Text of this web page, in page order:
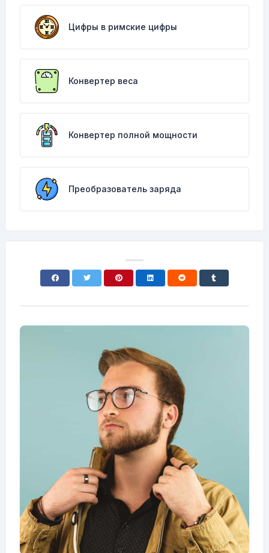
Цифры в римские цифры
Конвертер веса
Конвертер полной мощности
Преобразователь заряда